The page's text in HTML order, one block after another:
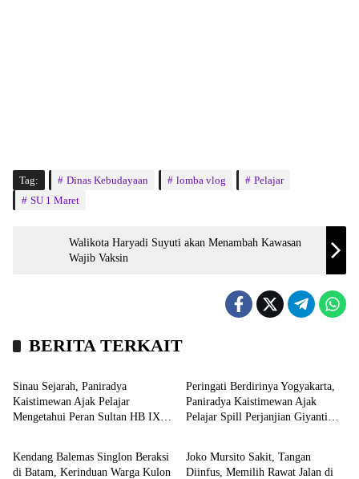
Tag: Dinas Kebudayaan lomba vlog
Pelajar
SU 1 Maret
Walikota Haryadi Suyuti akan Menambah Kawasan
Wajib Vaksin
BERITA TERKAIT
Headline
Sinau Sejarah, Paniradya
Kaistimewan Ajak Pelajar
Mengetahui Peran Sultan HB IX
Peringati Berdirinya Yogyakarta,
Paniradya Kaistimewan Ajak
Pelajar Spill Perjanjian Giyanti
Nasional
Kendang Balemas Singlon Beraksi
di Batam, Kerinduan Warga Kulon
Kronika
Joko Mursito Sakit, Tangan
Diinfus, Memilih Rawat Jalan di